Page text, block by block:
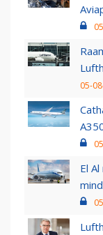
05-
El